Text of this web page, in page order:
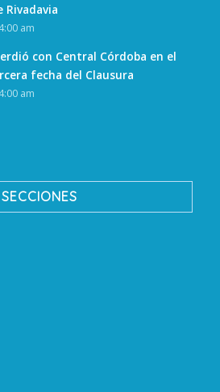
Rivadavia
am
con Central Córdoba en el
fecha del Clausura
am
SECCIONES